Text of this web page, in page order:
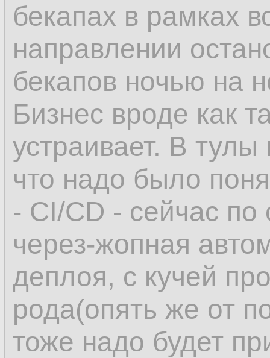
бекапах в рамках
направлении
бекапов ночью на
Бизнес вроде как
устраивает. В
что надо было
- CI/CD - сейчас по
через-жопная
деплоя, с кучей
рода(опять же от
тоже надо будет